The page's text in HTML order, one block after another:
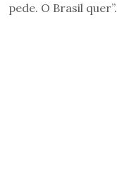
pede. O Brasil quer”.